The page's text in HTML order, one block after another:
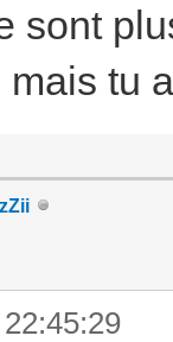
sont
mais tu